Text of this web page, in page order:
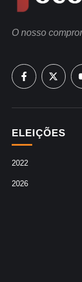
ELEIÇÕES
2022
2026
O nosso